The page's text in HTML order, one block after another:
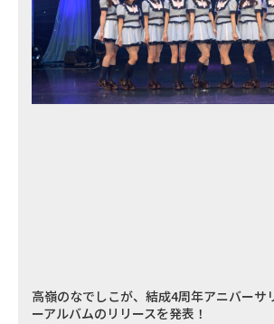
高嶺のなでしこが、結成4周年アニバーサ
ーアルバムのリリースを発表！